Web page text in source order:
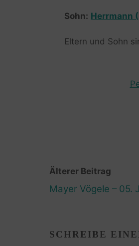
Sohn: Herrmann
Eltern und Sohn
Älterer Beitrag
Mayer Vögele – 05.
SCHREIBE